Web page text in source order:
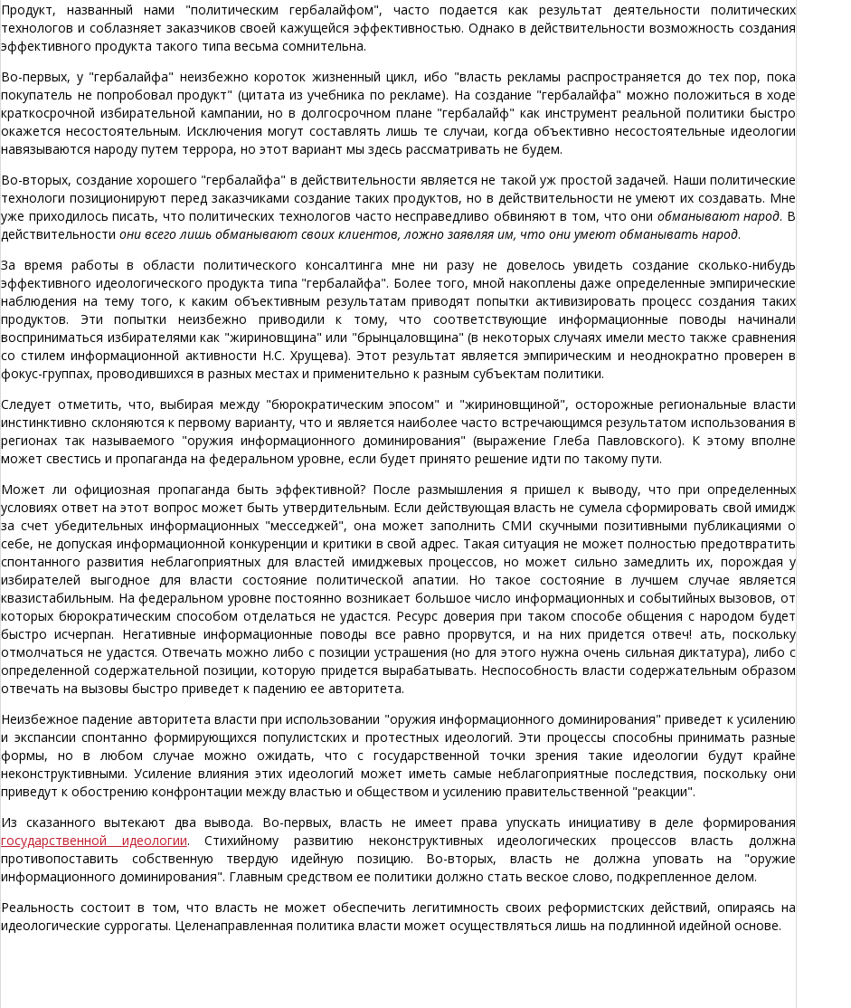
Продукт, названный нами "политическим гербалайфом", часто подается как результат деятельности политических
технологов и соблазняет заказчиков своей кажущейся эффективностью. Однако в действительности возможность создания
эффективного продукта такого типа весьма сомнительна.
Во-первых, у "гербалайфа" неизбежно короток жизненный цикл, ибо "власть рекламы распространяется до тех пор, пока
покупатель не попробовал продукт" (цитата из учебника по рекламе). На создание "гербалайфа" можно положиться в ходе
краткосрочной избирательной кампании, но в долгосрочном плане "гербалайф" как инструмент реальной политики быстро
окажется несостоятельным. Исключения могут составлять лишь те случаи, когда объективно несостоятельные идеологии
навязываются народу путем террора, но этот вариант мы здесь рассматривать не будем.
Во-вторых, создание хорошего "гербалайфа" в действительности является не такой уж простой задачей. Наши политические
технологи позиционируют перед заказчиками создание таких продуктов, но в действительности не умеют их создавать. Мне
уже приходилось писать, что политических технологов часто несправедливо обвиняют в том, что они обманывают народ. В
действительностиони всего лишь обманывают своих клиентов, ложно заявляя им, что они умеют обманывать народ.
За время работы в области политического консалтинга мне ни разу не довелось увидеть создание сколько-нибудь
эффективного идеологического продукта типа "гербалайфа". Более того, мной накоплены даже определенные эмпирические
наблюдения на тему того, к каким объективным результатам приводят попытки активизировать процесс создания таких
продуктов. Эти попытки неизбежно приводили к тому, что соответствующие информационные поводы начинали
восприниматься избирателями как "жириновщина" или "брынцаловщина" (в некоторых случаях имели место также сравнения
со стилем информационной активности Н.С. Хрущева). Этот результат является эмпирическим и неоднократно проверен в
фокус-группах, проводившихся в разных местах и применительно к разным субъектам политики.
Следует отметить, что, выбирая между "бюрократическим эпосом" и "жириновщиной", осторожные региональные власти
инстинктивно склоняются к первому варианту, что и является наиболее часто встречающимся результатом использования в
регионах так называемого "оружия информационного доминирования" (выражение Глеба Павловского). К этому вполне
может свестись и пропаганда на федеральном уровне, если будет принято решение идти по такому пути.
Может ли официозная пропаганда быть эффективной? После размышления я пришел к выводу, что при определенных
условиях ответ на этот вопрос может быть утвердительным. Если действующая власть не сумела сформировать свой имидж
за счет убедительных информационных "месседжей", она может заполнить СМИ скучными позитивными публикациями о
себе, не допуская информационной конкуренции и критики в свой адрес. Такая ситуация не может полностью предотвратить
спонтанного развития неблагоприятных для властей имиджевых процессов, но может сильно замедлить их, порождая у
избирателей выгодное для власти состояние политической апатии. Но такое состояние в лучшем случае является
квазистабильным. На федеральном уровне постоянно возникает большое число информационных и событийных вызовов, от
которых бюрократическим способом отделаться не удастся. Ресурс доверия при таком способе общения с народом будет
быстро исчерпан. Негативные информационные поводы все равно прорвутся, и на них придется отвеч! ать, поскольку
отмолчаться не удастся. Отвечать можно либо с позиции устрашения (но для этого нужна очень сильная диктатура), либо с
определенной содержательной позиции, которую придется вырабатывать. Неспособность власти содержательным образом
отвечать на вызовы быстро приведет к падению ее авторитета.
Неизбежное падение авторитета власти при использовании "оружия информационного доминирования" приведет к усилению
и экспансии спонтанно формирующихся популистских и протестных идеологий. Эти процессы способны принимать разные
формы, но в любом случае можно ожидать, что с государственной точки зрения такие идеологии будут крайне
неконструктивными. Усиление влияния этих идеологий может иметь самые неблагоприятные последствия, поскольку они
приведут к обострению конфронтации между властью и обществом и усилению правительственной "реакции".
Из сказанного вытекают два вывода. Во-первых, власть не имеет права упускать инициативу в деле формирования
государственной идеологии. Стихийному развитию неконструктивных идеологических процессов власть должна
противопоставить собственную твердую идейную позицию. Во-вторых, власть не должна уповать на "оружие
информационного доминирования". Главным средством ее политики должно стать веское слово, подкрепленное делом.
Реальность состоит в том, что власть не может обеспечить легитимность своих реформистских действий, опираясь на
идеологические суррогаты. Целенаправленная политика власти может осуществляться лишь на подлинной идейной основе.